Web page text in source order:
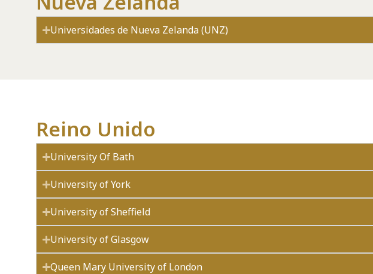
Universidades de Nueva Zelanda (UNZ)
Reino Unido
University Of Bath
University of York
University of Sheffield
University of Glasgow
Queen Mary University of London